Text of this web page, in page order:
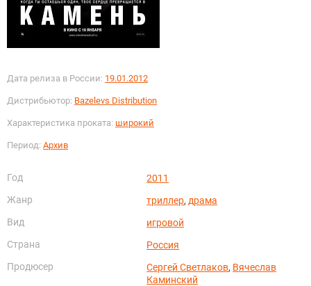
Дата релиза в России: 19.01.2012
Дистрибьютор: Bazelevs Distribution
Характеристика проката: широкий
Период: Архив
Год
2011
Жанр
триллер, драма
Вид
игровой
Страна
Россия
Продюсер
Сергей Светлаков, Вячеслав
Каминский